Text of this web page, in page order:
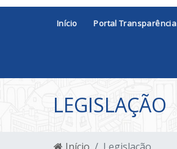
Início Portal Transparência
LEGISLAÇÃO
Início Legislação